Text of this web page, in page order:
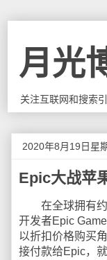
月光
关注互联网和搜索
2020年8月19日星
Epic大战苹
在全球拥有约
开发者Epic
以折扣价格购买
接付款给Epic，